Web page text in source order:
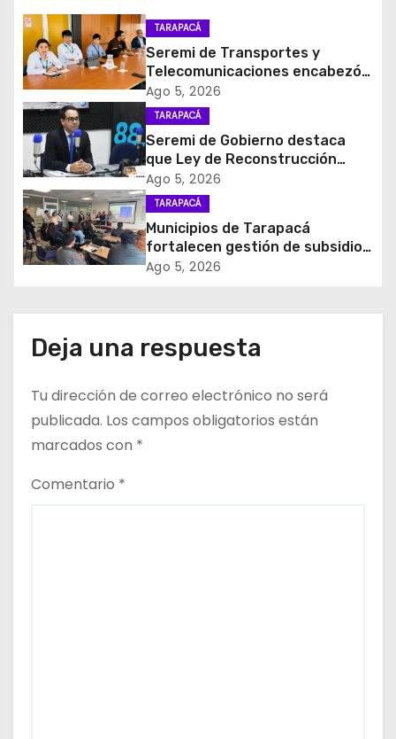
c
i
ó
n
d
e
e
r
a
d
TARAPACÁ
Seremi de Transportes y
Telecomunicaciones encabezó
primera mesa de coordinación
para el retiro de cables en
desuso en Iquique
Ago 5, 2026
TARAPACÁ
Seremi de Gobierno destaca
que Ley de Reconstrucción
Nacional impulsará la inversión
y el empleo en Tarapacá
Ago 5, 2026
TARAPACÁ
Municipios de Tarapacá
fortalecen gestión de subsidios
de agua potable en jornada
Ago 5, 2026
Deja una respuesta
Tu dirección de correo electrónico no será
publicada. Los campos obligatorios están
marcados con *
Comentario *